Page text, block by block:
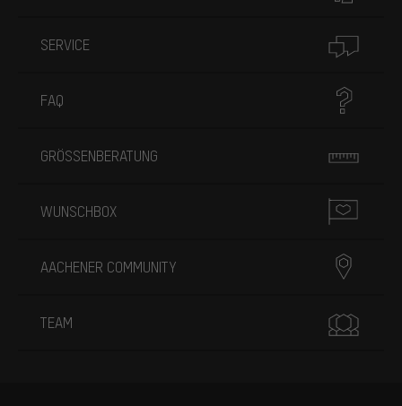
SERVICE
FAQ
GRÖSSENBERATUNG
WUNSCHBOX
AACHENER COMMUNITY
TEAM